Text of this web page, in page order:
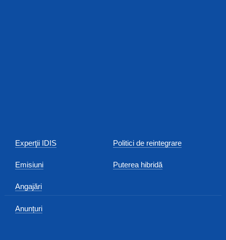
Experţii IDIS
Emisiuni
Angajări
Anunțuri
Politici de reintegrare
Puterea hibridă